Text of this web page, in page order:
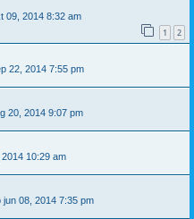
09, 2014 8:32 am
1 2
22, 2014 7:55 pm
20, 2014 9:07 pm
10:29 am
jun 08, 2014 7:35 pm